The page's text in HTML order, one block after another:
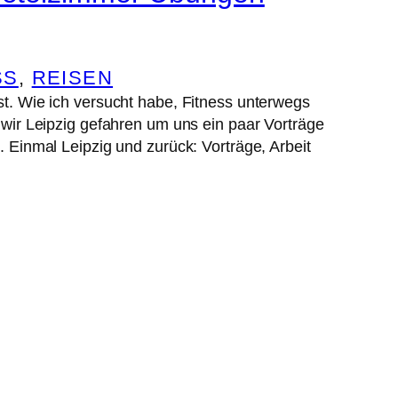
, REISEN
Wie ich versucht habe, Fitness unterwegs
Leipzig gefahren um uns ein paar Vorträge
Leipzig und zurück: Vorträge, Arbeit